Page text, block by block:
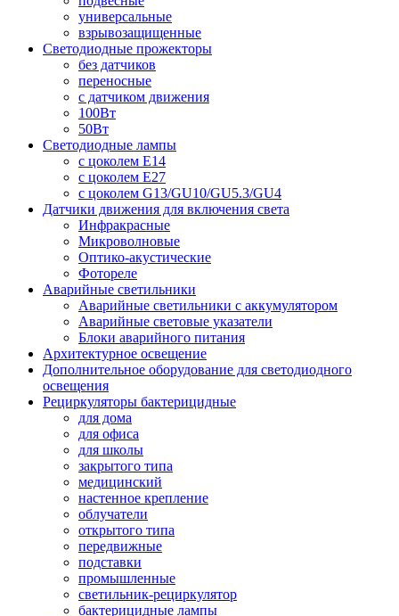
универсальные
взрывозащищенные
Светодиодные прожекторы
без датчиков
переносные
с датчиком движения
100Вт
50Вт
Светодиодные лампы
с цоколем E14
с цоколем E27
с цоколем G13/GU10/GU5.3/GU4
Датчики движения для включения света
Инфракрасные
Микроволновые
Оптико-акустические
Фотореле
Аварийные светильники
Аварийные светильники с аккумулятором
Аварийные световые указатели
Блоки аварийного питания
Архитектурное освещение
Дополнительное оборудование для светодиодного
освещения
Рециркуляторы бактерицидные
для дома
для офиса
для школы
закрытого типа
медицинский
настенное крепление
облучатели
открытого типа
передвижные
подставки
промышленные
светильник-рециркулятор
бактерицидные лампы